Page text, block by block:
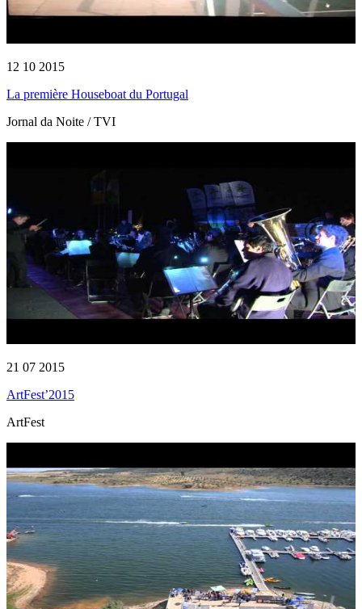
12 10 2015
La première Houseboat du Portugal
Jornal da Noite / TVI
21 07 2015
ArtFest’2015
ArtFest